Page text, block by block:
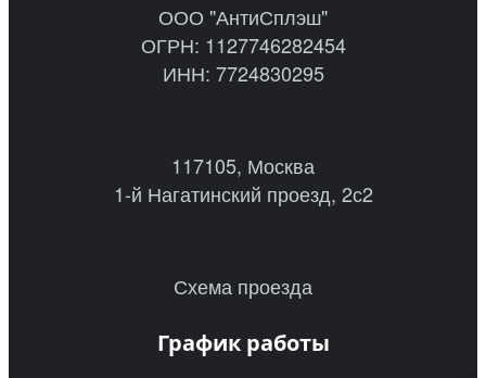
ООО "АнтиСплэш"
ОГРН: 1127746282454
ИНН: 7724830295
117105, Москва
1-й Нагатинский проезд, 2с2
Схема проезда
График работы